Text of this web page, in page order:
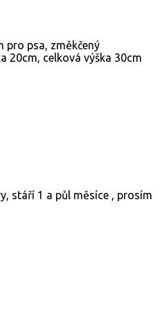
pro psa, změkčený
20cm, celková výška 30cm
stáří 1 a půl měsíce , prosím